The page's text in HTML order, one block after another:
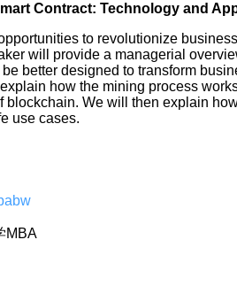
Contract: Technology and
to revolutionize
will provide a managerial
better designed to transform
how the mining process
blockchain. We will then explain
use cases.
MBA